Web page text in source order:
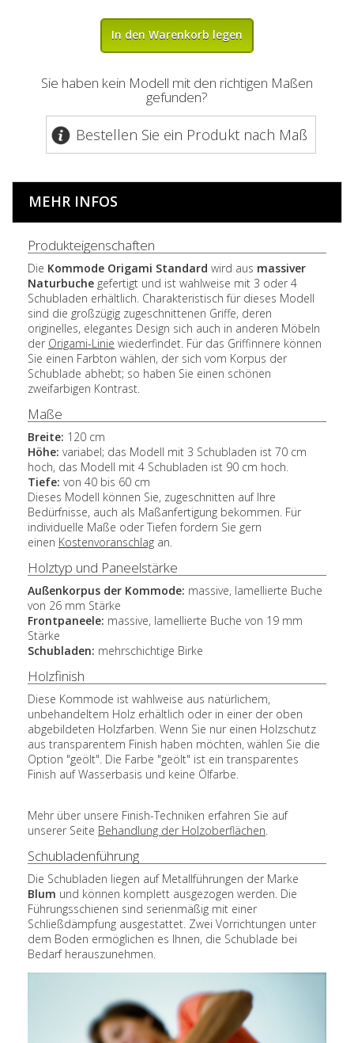
In den Warenkorb legen
Sie haben kein Modell mit den richtigen Maßen
gefunden?
Bestellen Sie ein Produkt nach Maß
MEHR INFOS
Produkteigenschaften
Die Kommode Origami Standard wird aus massiver
Naturbuche gefertigt und ist wahlweise mit 3 oder 4
Schubladen erhältlich. Charakteristisch für dieses Modell
sind die großzügig zugeschnittenen Griffe, deren
originelles, elegantes Design sich auch in anderen Möbeln
der Origami-Linie wiederfindet. Für das Griffinnere können
Sie einen Farbton wählen, der sich vom Korpus der
Schublade abhebt; so haben Sie einen schönen
zweifarbigen Kontrast.
Maße
Breite: 120 cm
Höhe: variabel; das Modell mit 3 Schubladen ist 70 cm
hoch, das Modell mit 4 Schubladen ist 90 cm hoch.
Tiefe: von 40 bis 60 cm
Dieses Modell können Sie, zugeschnitten auf Ihre
Bedürfnisse, auch als Maßanfertigung bekommen. Für
individuelle Maße oder Tiefen fordern Sie gern
einen Kostenvoranschlag an.
Holztyp und Paneelstärke
Außenkorpus der Kommode: massive, lamellierte Buche
von 26 mm Stärke
Frontpaneele: massive, lamellierte Buche von 19 mm
Stärke
Schubladen: mehrschichtige Birke
Holzfinish
Diese Kommode ist wahlweise aus natürlichem,
unbehandeltem Holz erhältlich oder in einer der oben
abgebildeten Holzfarben. Wenn Sie nur einen Holzschutz
aus transparentem Finish haben möchten, wählen Sie die
Option "geölt". Die Farbe "geölt" ist ein transparentes
Finish auf Wasserbasis und keine Ölfarbe.
Mehr über unsere Finish-Techniken erfahren Sie auf
unserer Seite Behandlung der Holzoberflächen.
Schubladenführung
Die Schubladen liegen auf Metallführungen der Marke
Blum und können komplett ausgezogen werden. Die
Führungsschienen sind serienmäßig mit einer
Schließdämpfung ausgestattet. Zwei Vorrichtungen unter
dem Boden ermöglichen es Ihnen, die Schublade bei
Bedarf herauszunehmen.